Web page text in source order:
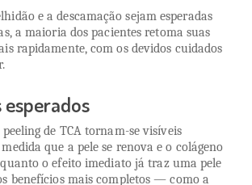
e a descamação sejam esperadas
a maioria dos pacientes retoma suas
rapidamente, com os devidos cuidados
esperados
de TCA tornam-se visíveis
que a pele se renova e o colágeno
o efeito imediato já traz uma pele
benefícios mais completos — como a